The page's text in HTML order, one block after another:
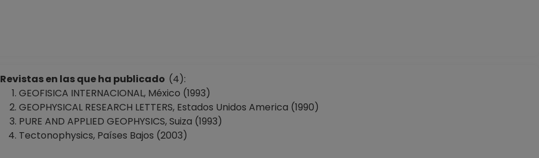
Revistas en las que ha publicado (4):
GEOFISICA INTERNACIONAL, México (1993)
GEOPHYSICAL RESEARCH LETTERS, Estados Unidos America (1990)
PURE AND APPLIED GEOPHYSICS, Suiza (1993)
Tectonophysics, Países Bajos (2003)